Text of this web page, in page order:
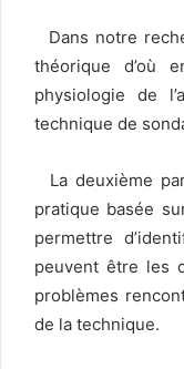
Dans notre
théorique d’où
physiologie de
technique de
La deuxième
pratique basée
permettre
peuvent être les
problèmes
de la technique.